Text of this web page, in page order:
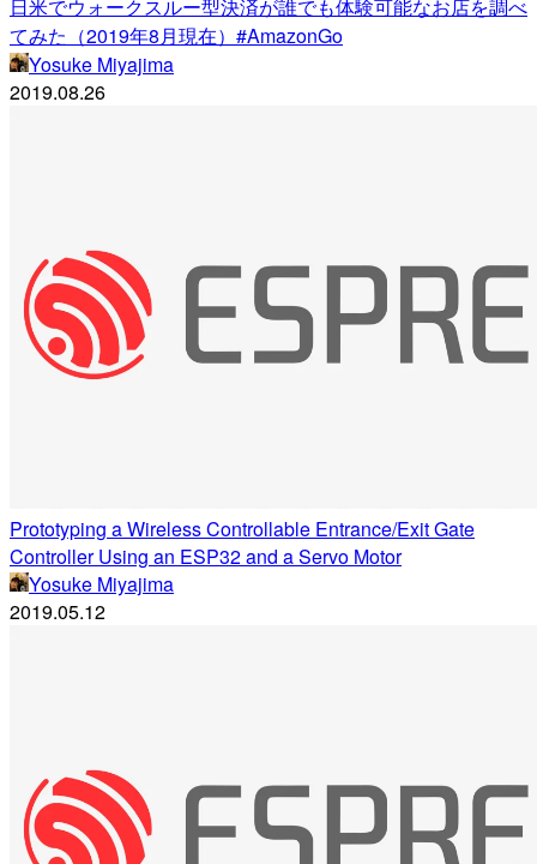
日米でウォークスルー型決済が誰でも体験可能なお店を調べ
てみた（2019年8月現在）#AmazonGo
Yosuke Miyajima
2019.08.26
Prototyping a Wireless Controllable Entrance/Exit Gate
Controller Using an ESP32 and a Servo Motor
Yosuke Miyajima
2019.05.12